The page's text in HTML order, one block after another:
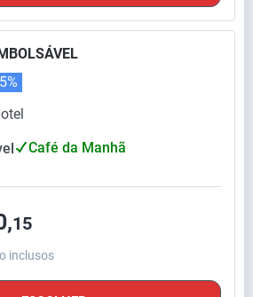
Café da Manhã
15
inclusos